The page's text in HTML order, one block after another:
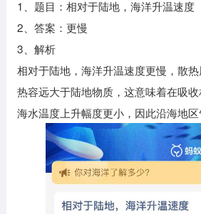
1、题目：相对于陆地，海洋升温速度
2、答案：更慢
3、解析
相对于陆地，海洋升温速度更慢，散
热容远大于陆地物质，这意味着在吸收
海水温度上升幅度更小，因此沿海地区